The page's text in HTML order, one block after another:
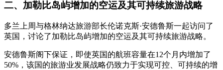
二、加勒比岛屿增加的空运及其可持续旅游战略
多兰上周与格林纳达旅游部长伦诺克斯·安德鲁斯一起访问了
英国，讨论了加勒比岛屿增加的空运及其可持续旅游战略。
安德鲁斯阁下保证，即使英国的航班容量在12个月内增加了
50%，该国的旅游业发展战略仍致力于实现可控、可持续的增